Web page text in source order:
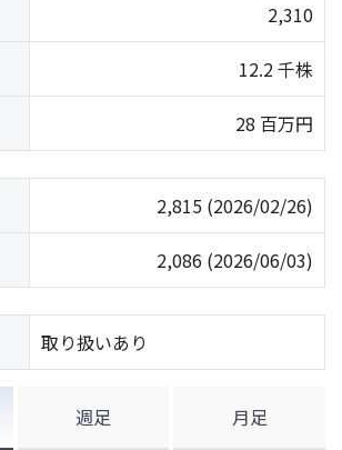
2,310
12.2 千株
28 百万円
2,815 (2026/02/26)
2,086 (2026/06/03)
取り扱いあり
週足 月足